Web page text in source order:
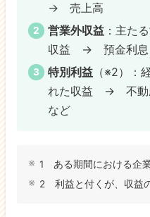
→ 売上高
営業外収益 ：主た
収益 → 預金利息
特別利益 （※2）：
れた収益 → 不動
など
1 ある期間における企
2 利益と付くが、収益